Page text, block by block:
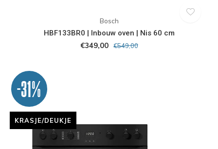
Bosch
HBF133BR0 | Inbouw oven | Nis 60 cm
€349,00 €549,00
-31%
KRASJE/DEUKJE